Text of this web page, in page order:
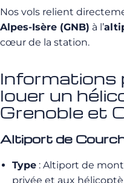
Nos vols relient
Alpes-Isère (GNB) à l’
cœur de la station.
Informations
louer un
Grenoble et
Altiport de
Type : Altiport de
privée et aux